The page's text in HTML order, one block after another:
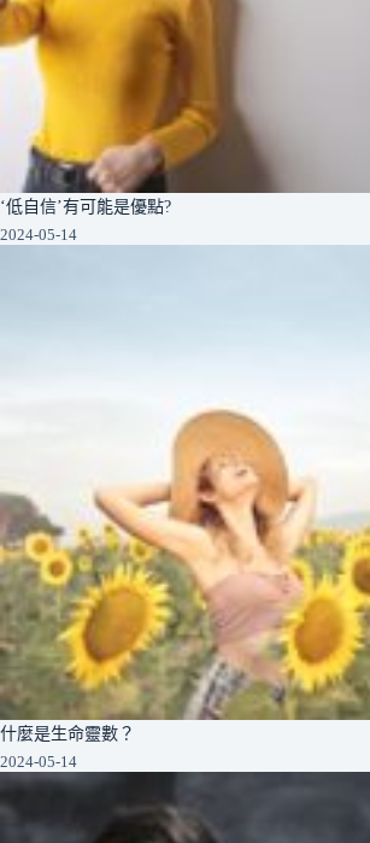
‘低自信’有可能是優點?
2024-05-14
什麼是生命靈數？
2024-05-14